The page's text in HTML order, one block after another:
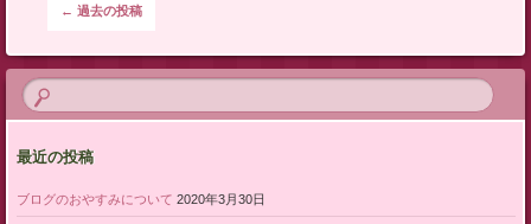
投稿ナビゲーション
← 過去の投稿
最近の投稿
ブログのおやすみについて 2020年3月30日